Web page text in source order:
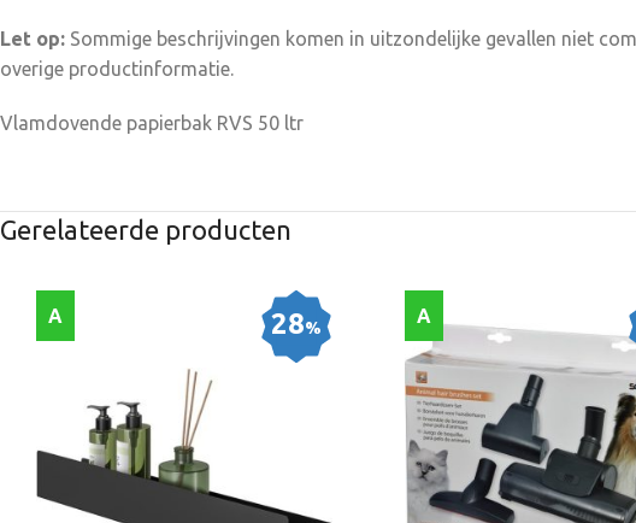
Let op: Sommige beschrijvingen komen in uitzondelijke gevallen niet
overige productinformatie.
Vlamdovende papierbak RVS 50 ltr
Gerelateerde producten
28%
A A